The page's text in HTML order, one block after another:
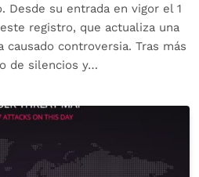
Desde su entrada en vigor el 1
registro, que actualiza una
causado controversia. Tras más
de silencios y…